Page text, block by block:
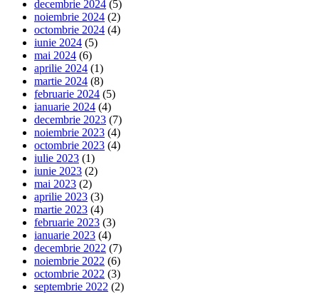
decembrie 2024 (5)
noiembrie 2024 (2)
octombrie 2024 (4)
iunie 2024 (5)
mai 2024 (6)
aprilie 2024 (1)
martie 2024 (8)
februarie 2024 (5)
ianuarie 2024 (4)
decembrie 2023 (7)
noiembrie 2023 (4)
octombrie 2023 (4)
iulie 2023 (1)
iunie 2023 (2)
mai 2023 (2)
aprilie 2023 (3)
martie 2023 (4)
februarie 2023 (3)
ianuarie 2023 (4)
decembrie 2022 (7)
noiembrie 2022 (6)
octombrie 2022 (3)
septembrie 2022 (2)